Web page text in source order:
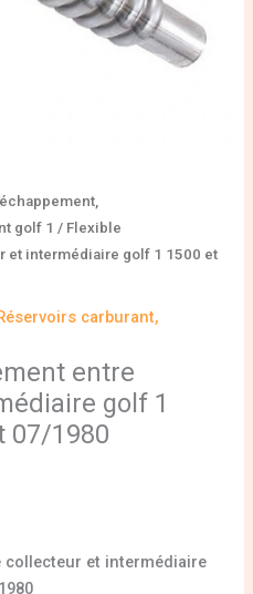
golf 1 / Flexible
et intermédiaire golf 1 1500 et
carburant,
entre
golf 1
07/1980
collecteur et intermédiaire